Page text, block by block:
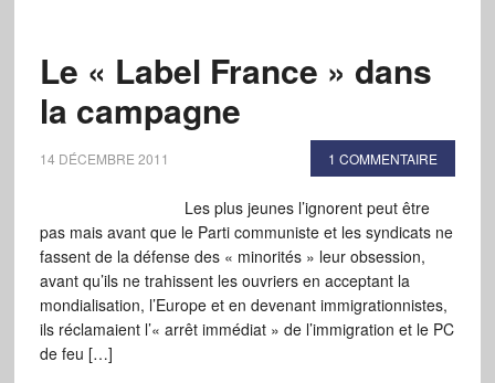
Le « Label France » dans
la campagne
14 DÉCEMBRE 2011 1 COMMENTAIRE
Les plus jeunes l’ignorent peut être
pas mais avant que le Parti communiste et les syndicats ne
fassent de la défense des « minorités » leur obsession,
avant qu’ils ne trahissent les ouvriers en acceptant la
mondialisation, l’Europe et en devenant immigrationnistes,
ils réclamaient l’« arrêt immédiat » de l’immigration et le PC
de feu […]